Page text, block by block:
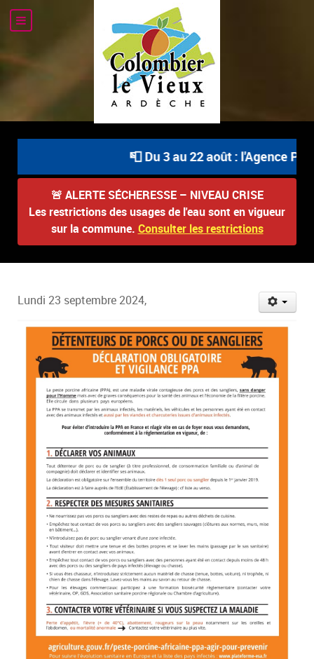
📮 Du 3 au 22 août : l'Agence
🚨 ALERTE SÉCHERESSE – NIVEAU CRISE
Les restrictions des usages de l'eau sont en vigueur
sur la commune. Consulter les restrictions
Lundi 23 septembre 2024,